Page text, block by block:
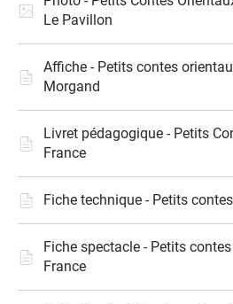
Le Pavillon
Affiche - Petits contes
Morgand
Livret pédagogique - Petits
France
Fiche technique - Petits
Fiche spectacle - Petits
France